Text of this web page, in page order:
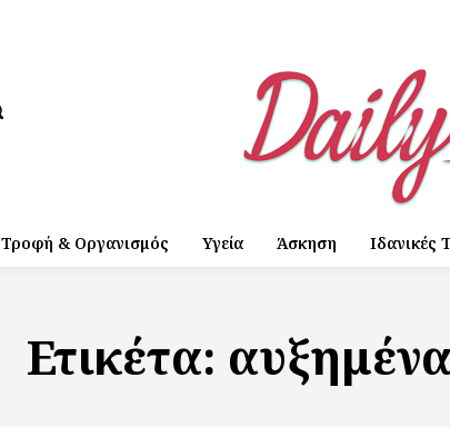
Τροφή & Οργανισμός Υγεία Άσκηση Ιδανικές
Ετικέτα: